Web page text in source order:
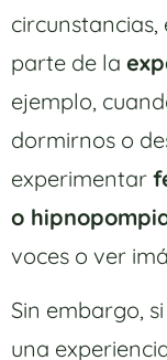
circunstancias,
parte de la
ejemplo,
dormirnos o
experimentar
o
voces o ver
Sin embargo,
una